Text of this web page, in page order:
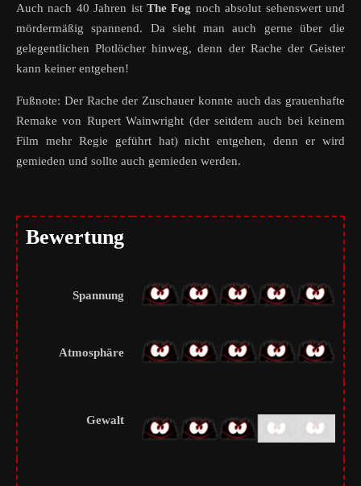
Auch nach 40 Jahren ist The Fog noch absolut sehenswert und
mördermäßig spannend. Da sieht man auch gerne über die
gelegentlichen Plotlöcher hinweg, denn der Rache der Geister
kann keiner entgehen!
Fußnote: Der Rache der Zuschauer konnte auch das grauenhafte
Remake von Rupert Wainwright (der seitdem auch bei keinem
Film mehr Regie geführt hat) nicht entgehen, denn er wird
gemieden und sollte auch gemieden werden.
Bewertung
Spannung
Atmosphäre
Gewalt